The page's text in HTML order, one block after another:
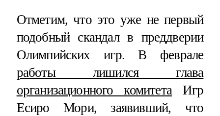
Отметим, что это уже не первый
подобный скандал в преддверии
Олимпийских игр. В феврале
работы лишился глава
организационного комитетаИгр
Есиро Мори, заявивший, что